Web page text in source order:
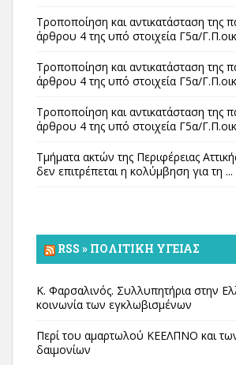
Τροποποίηση και αντικατάσταση της
άρθρου 4 της υπό στοιχεία Γ5α/
Τροποποίηση και αντικατάσταση της
άρθρου 4 της υπό στοιχεία Γ5α/
Τροποποίηση και αντικατάσταση της
άρθρου 4 της υπό στοιχεία Γ5α/
Τμήματα ακτών της Περιφέρειας
δεν επιτρέπεται η κολύμβηση για τη ...
RSS » ΠΟΛΙΤΙΚΉ ΥΓΕΊΑΣ
Κ. Φαρσαλινός. Συλλυπητήρια στην
κοινωνία των εγκλωβισμένων
Περί του αμαρτωλού ΚΕΕΛΠΝΟ και
δαιμονίων